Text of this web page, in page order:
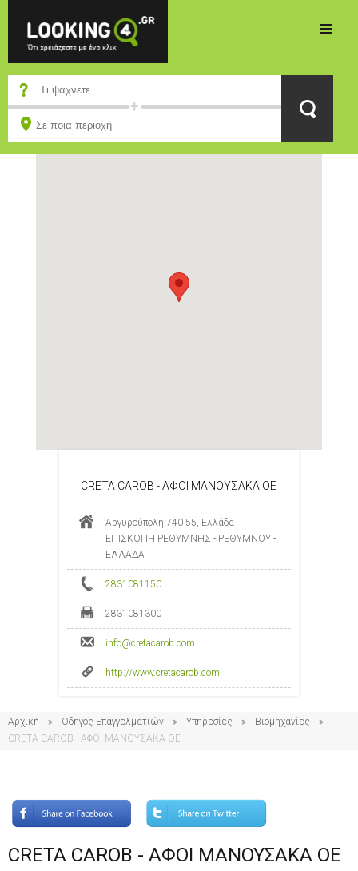
CRETA CAROB - ΑΦΟΙ ΜΑΝΟΥΣΑΚΑ ΟΕ
Αργυρούπολη 740 55, Ελλάδα
ΕΠΙΣΚΟΠΗ ΡΕΘΥΜΝΗΣ - ΡΕΘΥΜΝΟΥ -
ΕΛΛΑΔΑ
2831081150
2831081300
info@cretacarob.com
http://www.cretacarob.com
Αρχική Οδηγός Επαγγελματιών Υπηρεσίες
Βιομηχανίες
CRETA CAROB - ΑΦΟΙ ΜΑΝΟΥΣΑΚΑ ΟΕ
CRETA CAROB - ΑΦΟΙ ΜΑΝΟΥΣΑΚΑ ΟΕ